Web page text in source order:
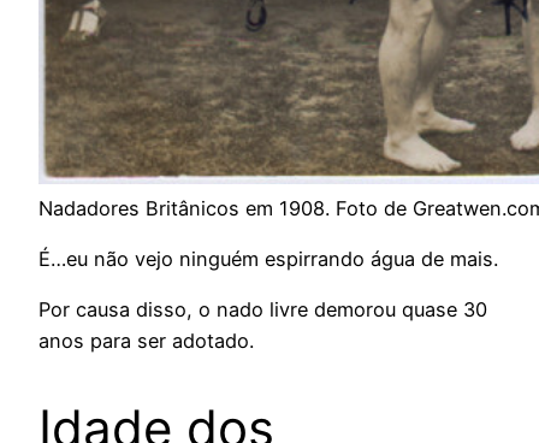
Nadadores Britânicos em 1908. Foto de
É…eu não vejo ninguém espirrando água de mais.
Por causa disso, o nado livre demorou quase 30
anos para ser adotado.
Idade dos